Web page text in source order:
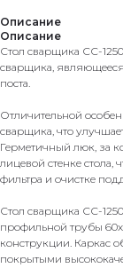
Описание
Описание
Стол сварщика СС-
сварщика,
поста.
Отличительной
сварщика, что
Герметичный люк, за
лицевой стенке стола,
фильтра и очистке
Стол сварщика СС-
профильной трубы
конструкции. Каркас
покрытыми